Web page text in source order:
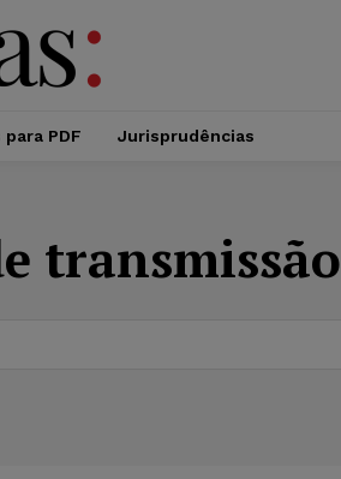
PDF Jurisprudências
transmissão